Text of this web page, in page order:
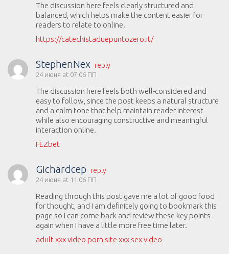
The discussion here feels clearly structured and
balanced, which helps make the content easier for
readers to relate to online.
https://catechistaduepuntozero.it/
StephenNex reply
24 июня at 07:06 ПП
The discussion here feels both well-considered and
easy to follow, since the post keeps a natural structure
and a calm tone that help maintain reader interest
while also encouraging constructive and meaningful
interaction online.
FEZbet
Gichardcep reply
24 июня at 11:06 ПП
Reading through this post gave me a lot of good food
for thought, and I am definitely going to bookmark this
page so I can come back and review these key points
again when I have a little more free time later.
adult xxx video porn site xxx sex video